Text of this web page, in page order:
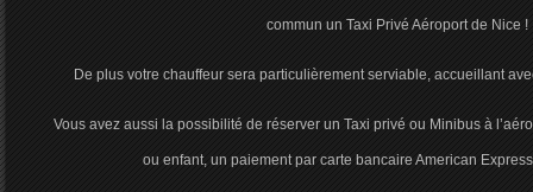
commun un Taxi Privé Aéroport de Nice !
De plus votre chauffeur sera particulièrement serviable, accueillant
Vous avez aussi la possibilité de réserver un Taxi privé ou Minibus à
ou enfant, un paiement par carte bancaire American